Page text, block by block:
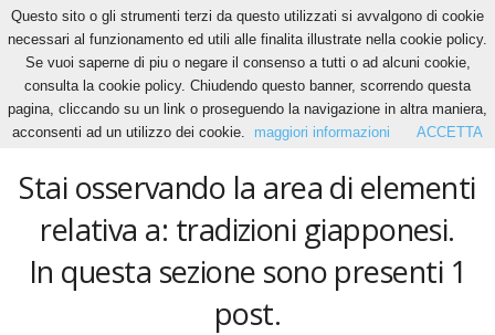
Home Tags Tradizioni giapponesi
tradizioni giapponesi
Stai osservando la area di elementi
relativa a: tradizioni giapponesi.
In questa sezione sono presenti 1
post.
Questo sito o gli strumenti terzi da questo utilizzati si avvalgono di cookie
necessari al funzionamento ed utili alle finalita illustrate nella cookie policy.
Se vuoi saperne di piu o negare il consenso a tutti o ad alcuni cookie,
consulta la cookie policy. Chiudendo questo banner, scorrendo questa
pagina, cliccando su un link o proseguendo la navigazione in altra maniera,
acconsenti ad un utilizzo dei cookie.
maggiori informazioni ACCETTA